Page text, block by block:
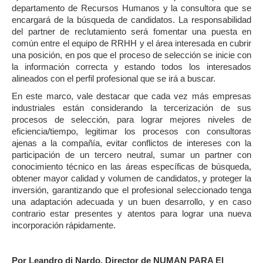
departamento de Recursos Humanos y la consultora que se
encargará de la búsqueda de candidatos. La responsabilidad
del partner de reclutamiento será fomentar una puesta en
común entre el equipo de RRHH y el área interesada en cubrir
una posición, en pos que el proceso de selección se inicie con
la información correcta y estando todos los interesados
alineados con el perfil profesional que se irá a buscar.
En este marco, vale destacar que cada vez más empresas
industriales están considerando la tercerización de sus
procesos de selección, para lograr mejores niveles de
eficiencia/tiempo, legitimar los procesos con consultoras
ajenas a la compañía, evitar conflictos de intereses con la
participación de un tercero neutral, sumar un partner con
conocimiento técnico en las áreas específicas de búsqueda,
obtener mayor calidad y volumen de candidatos, y proteger la
inversión, garantizando que el profesional seleccionado tenga
una adaptación adecuada y un buen desarrollo, y en caso
contrario estar presentes y atentos para lograr una nueva
incorporación rápidamente.
Por Leandro di Nardo, Director de NUMAN PARA El